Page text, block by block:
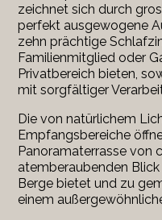
zeichnet sich durch
perfekt ausgewogene
zehn prächtige
Familienmitglied oder
Privatbereich bieten,
mit sorgfältiger
Die von natürlichem
Empfangsbereiche
Panoramaterrasse von
atemberaubenden
Berge bietet und zu
einem